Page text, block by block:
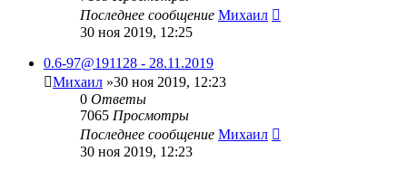
Последнее сообщение Михаил
30 ноя 2019, 12:25
0.6-97@191128 - 28.11.2019
Михаил »30 ноя 2019, 12:23
0 Ответы
7065 Просмотры
Последнее сообщение Михаил
30 ноя 2019, 12:23